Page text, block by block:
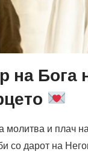
на Бога
молитва и плач
со дарот на